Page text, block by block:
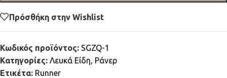
Πρόσθήκη στην Wishlist
Κωδικός προϊόντος: SGZQ-1
Κατηγορίες: Λευκά Είδη, Ράνερ
Ετικέτα: Runner